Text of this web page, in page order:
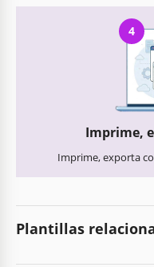
4
Imprime,
Imprime, exporta
Plantillas